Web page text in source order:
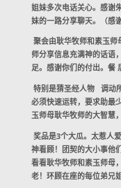
姐妹多次电话关心。感谢
妹的一路分享聊天。（感
聚会由耿华牧师和素玉师
师分享信息充满神的话语
足。感谢你们的付出。餐
特别是猜圣经人物 调动
必须快速运转，要求助最
玉师母耿华牧师的大智慧
奖品是3个大瓜。太惹人
神看顾！团契的大小事他
看看耿华牧师和素玉师母
老！环顾在座的每位弟兄